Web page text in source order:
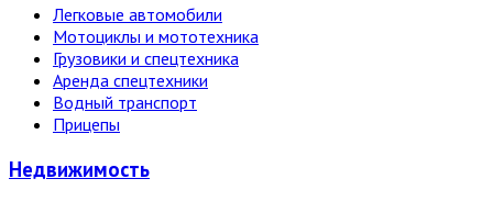
Легковые автомобили
Мотоциклы и мототехника
Грузовики и спецтехника
Аренда спецтехники
Водный транспорт
Прицепы
Недвижи­мость